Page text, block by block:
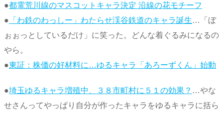
●都電荒川線のマスコットキャラ決定 沿線の花モチーフ
● 「わ鉄のわっしー」わたらせ渓谷鉄道のキャラ誕生…「ぼ
ぉぉっとしているだけ」に笑った。どんな着ぐるみになるの
やら。
●東証：株価の好材料に…ゆるキャラ「あろーずくん」始動
●埼玉ゆるキャラ増殖中、３８市町村に５１の効果？ …やな
せさんってやっぱり自分が作ったキャラをゆるキャラに括ら